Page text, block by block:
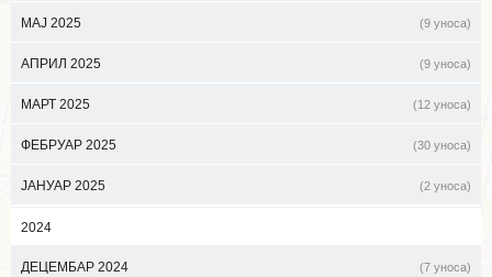
МАЈ 2025 (9 уноса)
АПРИЛ 2025 (9 уноса)
МАРТ 2025 (12 уноса)
ФЕБРУАР 2025 (30 уноса)
ЈАНУАР 2025 (2 уноса)
2024
ДЕЦЕМБАР 2024 (7 уноса)